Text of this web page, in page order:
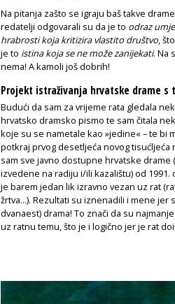
Na pitanja zašto se igraju baš takve
redatelji odgovarali su da je to odraz
hrabrosti koja kritizira vlastito društvo ,
je to istina koja se ne može zanijekati. Na
nema! A kamoli još dobrih!
Projekt istraživanja hrvatske drame s
Budući da sam za vrijeme rata gledala
hrvatsko dramsko pismo te sam čitala
koje su se nametale kao »jedine« – te bi
potkraj prvog desetljeća novog tisućljeća
sam sve javno dostupne hrvatske
izvedene na radiju i/ili kazalištu) od
je barem jedan lik izravno vezan uz rat
žrtva...). Rezultati su iznenadili i mene
dvanaest) drama! To znači da su
uz ratnu temu, što je i logično jer je rat